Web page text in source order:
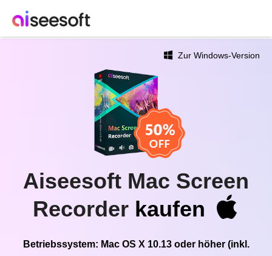
Zur Windows-Version
Aiseesoft Mac Screen
Recorder kaufen
Betriebssystem: Mac OS X 10.13 oder höher (inkl.